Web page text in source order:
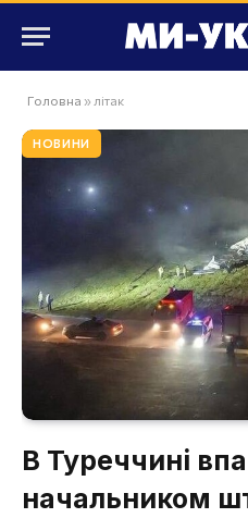
Головна » літак
НОВИНИ
В Туреччині
начальником